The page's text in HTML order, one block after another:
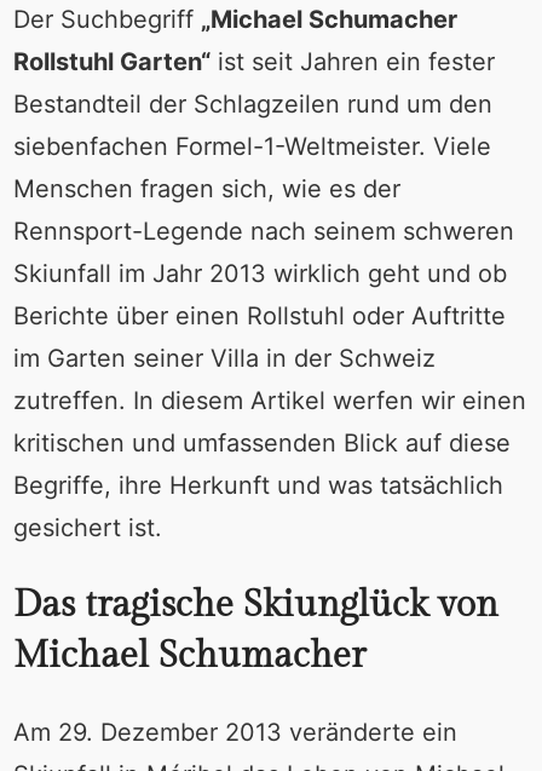
Der Suchbegriff „Michael Schumacher
Rollstuhl Garten“ist seit Jahren ein fester
Bestandteil der Schlagzeilen rund um den
siebenfachen Formel-1-Weltmeister. Viele
Menschen fragen sich, wie es der
Rennsport-Legende nach seinem schweren
Skiunfall im Jahr 2013 wirklich geht und ob
Berichte über einen Rollstuhl oder Auftritte
im Garten seiner Villa in der Schweiz
zutreffen. In diesem Artikel werfen wir einen
kritischen und umfassenden Blick auf diese
Begriffe, ihre Herkunft und was tatsächlich
gesichert ist.
Das tragische Skiunglück von
Michael Schumacher
Am 29. Dezember 2013 veränderte ein